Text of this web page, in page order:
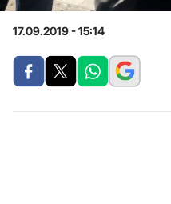
17.09.2019 - 15:14